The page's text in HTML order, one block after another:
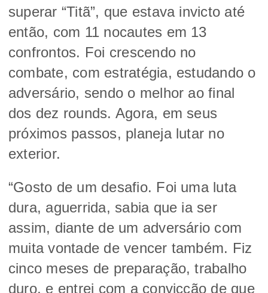
superar “Titã”, que estava invicto até
então, com 11 nocautes em 13
confrontos. Foi crescendo no
combate, com estratégia, estudando o
adversário, sendo o melhor ao final
dos dez rounds. Agora, em seus
próximos passos, planeja lutar no
exterior.
“Gosto de um desafio. Foi uma luta
dura, aguerrida, sabia que ia ser
assim, diante de um adversário com
muita vontade de vencer também. Fiz
cinco meses de preparação, trabalho
duro, e entrei com a convicção de que